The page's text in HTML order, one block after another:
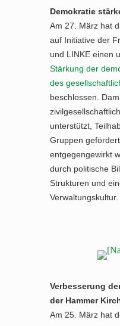
Demokratie
Am 27. März hat
auf Initiative der
und LINKE einen
Stärkung der
des
beschlossen.
unterstützt,
Gruppen
entgegengewirkt
durch politische
Strukturen und
Verwaltungskultur.
Verbesserung
der Hammer
Am 25. März hat